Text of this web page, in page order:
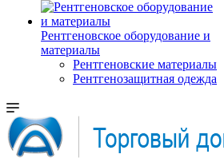
Рентгеновское оборудование и
материалы
Рентгеновские материалы
Рентгенозащитная одежда